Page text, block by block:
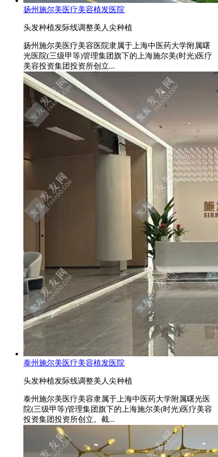
扬州施尔美医疗美容植发医院
头发种植发际线调整美人尖种植
扬州施尔美医疗美容医院隶属于上海中医药大学附属曙
光医院(三级甲等)管理集团旗下的上海施尔美(时光)医疗
美容投资集团投资所创立...
泰州施尔美医疗美容植发医院
头发种植发际线调整美人尖种植
泰州施尔美医疗美容隶属于上海中医药大学附属曙光医
院(三级甲等)管理集团旗下的上海施尔美(时光)医疗美容
投资集团投资所创立。截...